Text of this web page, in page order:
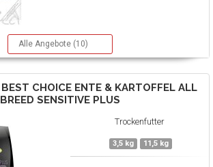
Alle Angebote (10)
BEST CHOICE ENTE & KARTOFFEL ALL
BREED SENSITIVE PLUS
Trockenfutter
3,5 kg 11,5 kg